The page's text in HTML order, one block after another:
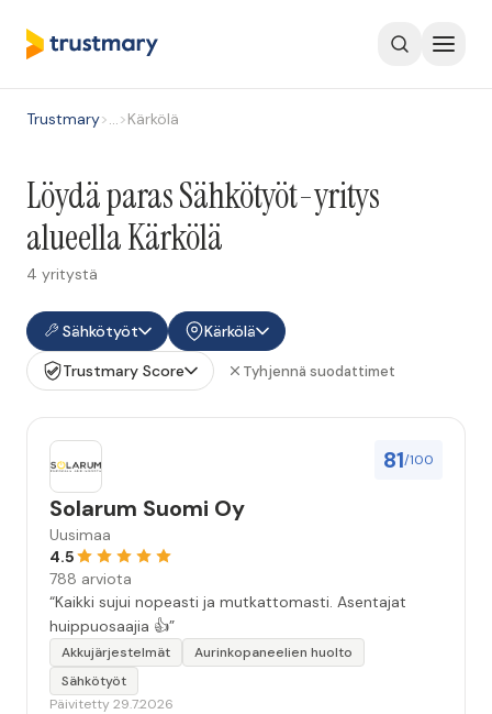
Trustmary>…>Kärkölä
Löydä paras Sähkötyöt-yritys
alueella Kärkölä
4 yritystä
Sähkötyöt
Kärkölä
Trustmary Score
Tyhjennä suodattimet
81/100
Solarum Suomi Oy
Uusimaa
4.5
788 arviota
“Kaikki sujui nopeasti ja mutkattomasti. Asentajat
huippuosaajia 👍”
Akkujärjestelmät
Aurinkopaneelien huolto
Sähkötyöt
Päivitetty 29.7.2026